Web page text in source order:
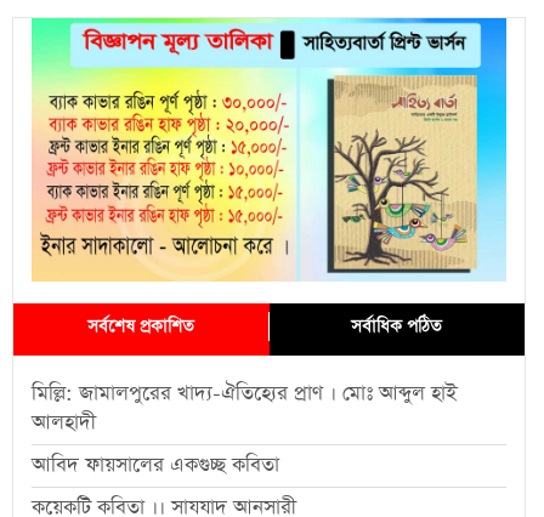
সর্বশেষ প্রকাশিত সর্বাধিক পঠিত
মিল্লি: জামালপুরের খাদ্য-ঐতিহ্যের প্রাণ । মোঃ আব্দুল হাই
আলহাদী
আবিদ ফায়সালের একগুচ্ছ কবিতা
কয়েকটি কবিতা ।। সাযযাদ আনসারী